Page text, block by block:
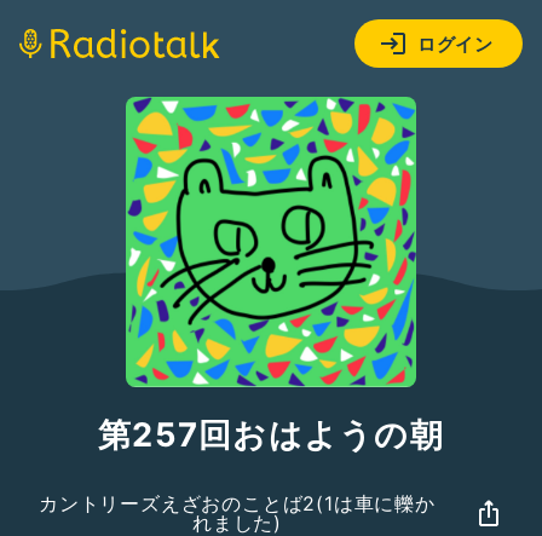
ログイン
第257回おはようの朝
カントリーズえざおのことば2(1は車に轢か
れました)